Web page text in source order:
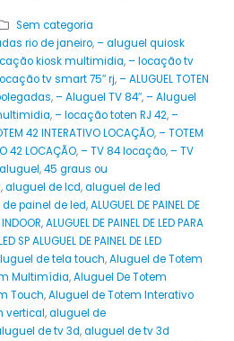
Sem categoria
rio de janeiro,– aluguel quiosk
kiosk multimidia,– locação tv
tv smart 75″ rj,– ALUGUEL TOTEN
,– Aluguel TV 84″,– Aluguel
,– locação toten RJ 42,–
42 INTERATIVO LOCAÇÃO,– TOTEM
42 LOCAÇÃO,– TV 84 locação,– TV
,45 graus ou
,aluguel de lcd,aluguel de led
painel de led,ALUGUEL DE PAINEL DE
INDOOR,ALUGUEL DE PAINEL DE LED PARA
SP ALUGUEL DE PAINEL DE LED
de tela touch,Aluguel de Totem
Multimídia,Aluguel De Totem
Touch,Aluguel de Totem Interativo
vertical,aluguel de
de tv 3d,aluguel de tv 3d